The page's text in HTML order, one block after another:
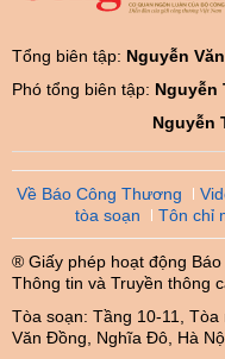
Tổng biên tập: Nguyễn
Phó tổng biên tập: Nguyễn
Nguyễn
Về Báo Công Thương
tòa soạn
Tôn chỉ
® Giấy phép hoạt động
Thông tin và Truyền thông
Tòa soạn: Tầng 10-11,
Văn Đồng, Nghĩa Đô, Hà